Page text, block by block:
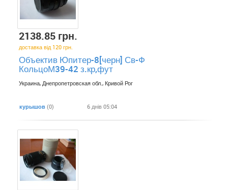
2138.85 грн.
доставка від 120 грн.
Объектив Юпитер-8[черн] Св-Ф
КольцоМ39-42 з.кр,фут
Украина, Днепропетровская обл., Кривой Рог
курышов (0) 6 днів 05:04